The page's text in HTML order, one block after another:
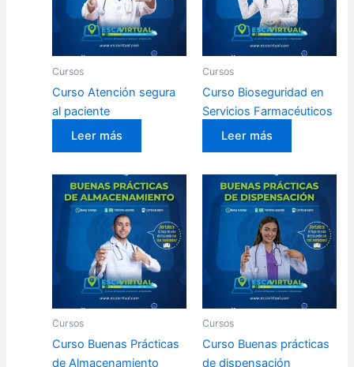
Cursos
Curso Atención segura
al paciente
Leer más
Cursos
Curso Bioseguridad en
Servicios Farmacéuticos
Leer más
Cursos
Curso Buenas Prácticas
de Almacenamiento
Cursos
Curso Buenas prácticas
de dispensación